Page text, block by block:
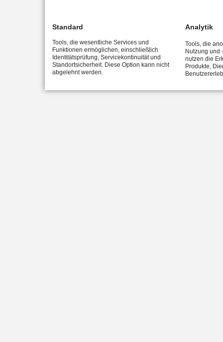
Standard
Tools, die wesentliche Services und
Funktionen ermöglichen, einschließlich
Identitätsprüfung, Servicekontinuität und
Standortsicherheit. Diese Option kann nicht
abgelehnt werden.
Analytik
Tools, die
Nutzung und
nutzen die
Produkte,